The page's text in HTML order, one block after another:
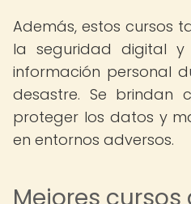
Además, estos cursos
la seguridad digital
información personal
desastre. Se brindan
proteger los datos y
en entornos adversos.